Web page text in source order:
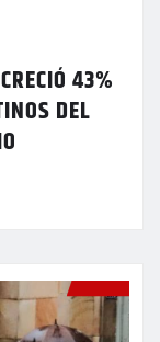
43%
DEL